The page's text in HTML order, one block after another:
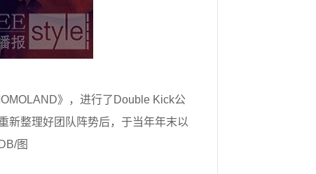
》，进行了Double Kick公
新整理好团队阵势后，于当年年末以
图